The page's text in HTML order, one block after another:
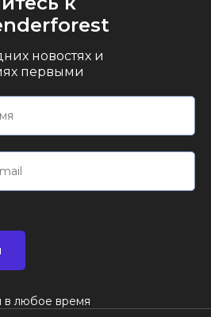
новостях и
первыми
в любое время